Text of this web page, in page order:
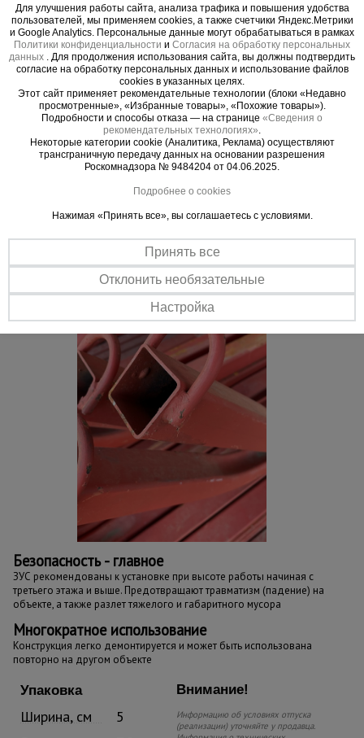
Важные преимущества –
эффективная работа
Прочная сталь
Кронштейн изготавливается из листовой стали толщиной 3 мм с
применением широких сварных швов.
Соответствует строительным нормам: СНиП 1203-99
«Безопасность труда в строительстве» СНиП III-4-80* «Техника
безопасности в строительстве» и СНиП 3.03.01-87 «Несущие
ограждающие конструкции»
Безопасность - главное
ЗУС рекомендованы к установке при высоте работы начиная с
третьего этажа и выше. Предотвращают травматизм (падение) на
объекте, а также разлет тяжелого и габаритного мусора
Многократное использование
Конструкция легко демонтируется и может быть использована
повторно на другом объекте
Упаковка
Ширина, см
5
Внимание!
Информацию об условиях отпуска
(реализации) уточняйте у продавца.
Для улучшения работы сайта, анализа трафика и повышения удобства
пользователей, мы применяем cookies, а также счетчики Яндекс.Метрики
и Google Analytics. Персональные данные могут обрабатываться в рамках
Политики конфиденциальности и Согласия на обработку персональных
данных
. Для продолжения использования сайта, вы должны подтвердить
согласие на обработку персональных данных и использование файлов
cookies в указанных целях.
Этот сайт применяет рекомендательные технологии (блоки «Недавно
просмотренные», «Избранные товары», «Похожие товары»).
Подробности и способы отказа — на странице «Сведения о
рекомендательных технологиях»
Некоторые категории cookie (Аналитика, Реклама) осуществляют
трансграничную передачу данных на основании разрешения
Роскомнадзора № 9484204 от 04.06.2025.
Подробнее о cookies
Нажимая «Принять все», вы соглашаетесь с условиями.
Принять все
Отклонить необязательные
Настройка